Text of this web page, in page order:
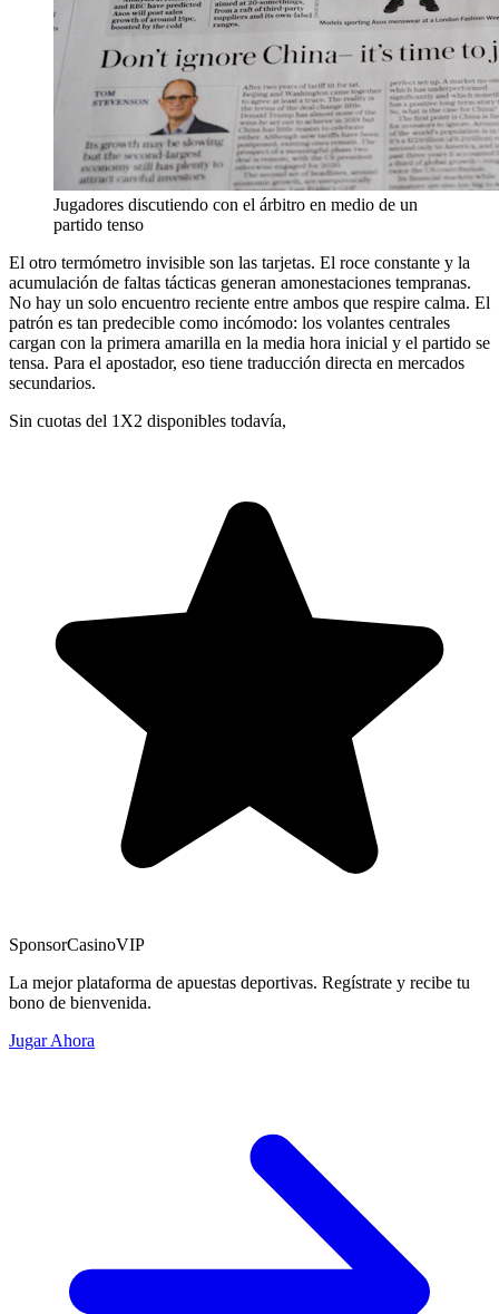
Jugadores discutiendo con el árbitro en medio de un
partido tenso
El otro termómetro invisible son las tarjetas. El roce constante y la
acumulación de faltas tácticas generan amonestaciones tempranas.
No hay un solo encuentro reciente entre ambos que respire calma. El
patrón es tan predecible como incómodo: los volantes centrales
cargan con la primera amarilla en la media hora inicial y el partido se
tensa. Para el apostador, eso tiene traducción directa en mercados
secundarios.
Sin cuotas del 1X2 disponibles todavía,
SponsorCasinoVIP
La mejor plataforma de apuestas deportivas. Regístrate y recibe tu
bono de bienvenida.
Jugar Ahora